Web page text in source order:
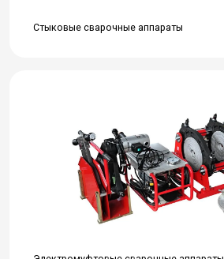
Стыковые сварочные аппараты